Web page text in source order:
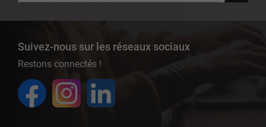
Suivez-nous sur les réseaux sociaux
Restons connectés !